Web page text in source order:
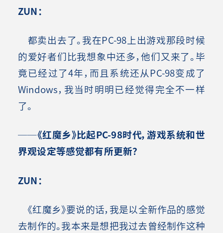
ZUN：
都卖出去了。我在PC-98上出游戏那段时候
的爱好者们比我想象中还多，他们又来了。毕
竟已经过了4年，而且系统还从PC-98变成了
Windows，我当时明明已经觉得完全不一样
了。
──《红魔乡》比起PC-98时代，游戏系统和世
界观设定等感觉都有所更新？
ZUN：
《红魔乡》要说的话，我是以全新作品的感觉
去制作的。我本来是想把我过去曾经制作这种